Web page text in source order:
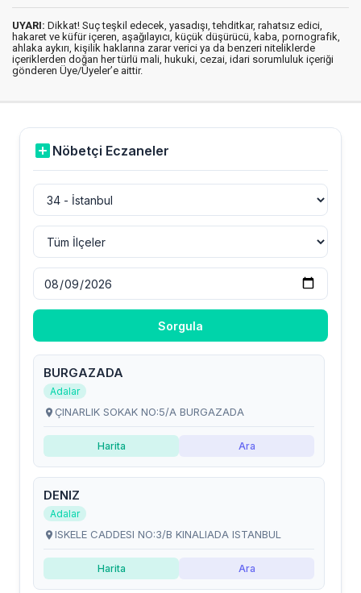
UYARI: Dikkat! Suç teşkil edecek, yasadışı, tehditkar, rahatsız edici,
hakaret ve küfür içeren, aşağılayıcı, küçük düşürücü, kaba, pornografik,
ahlaka aykırı, kişilik haklarına zarar verici ya da benzeri niteliklerde
içeriklerden doğan her türlü mali, hukuki, cezai, idari sorumluluk içeriği
gönderen Üye/Üyeler’e aittir.